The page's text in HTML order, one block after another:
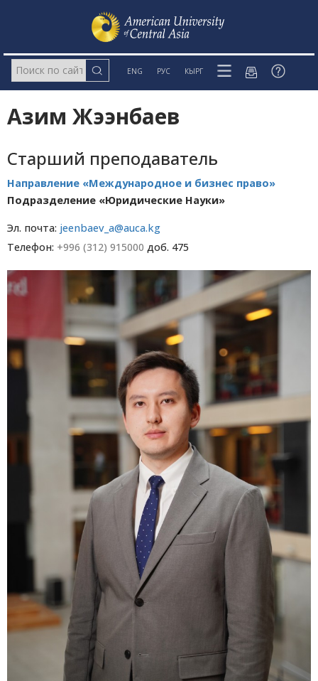
ENG РУС КЫРГ
Азим Жээнбаев
Старший преподаватель
Направление «Международное и бизнес право»
Подразделение «Юридические Науки»
Эл. почта: jeenbaev_a@auca.kg
Телефон: +996 (312) 915000 доб. 475